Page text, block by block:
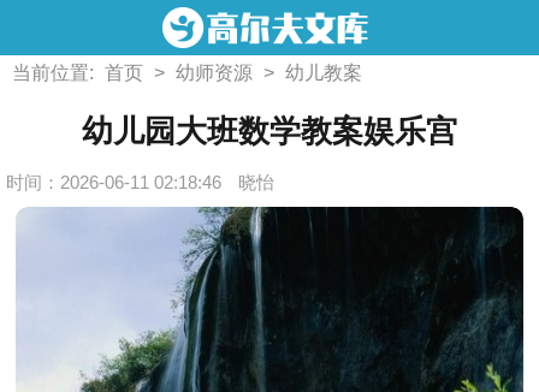
当前位置: 首页 > 幼师资源 > 幼儿教案
幼儿园大班数学教案娱乐宫
时间：2026-06-11 02:18:46 晓怡